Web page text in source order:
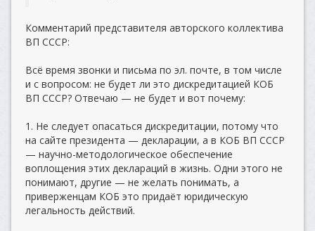
Комментарий представителя авторского коллектива
ВП СССР:
Всё время звонки и письма по эл. почте, в том числе
и с вопросом: не будет ли это дискредитацией КОБ
ВП СССР? Отвечаю — не будет и вот почему:
1. Не следует опасаться дискредитации, потому что
на сайте президента — декларации, а в КОБ ВП СССР
— научно-методологическое обеспечение
воплощения этих деклараций в жизнь. Одни этого не
понимают, другие — не желать понимать, а
приверженцам КОБ это придаёт юридическую
легальность действий.